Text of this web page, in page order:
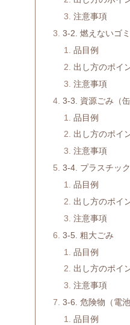
注意事項
3-2. 燃えないゴミ
品目例
出し方のポイ
注意事項
3-3. 資源ごみ（
品目例
出し方のポイ
注意事項
3-4. プラスチック
品目例
出し方のポイ
注意事項
3-5. 粗大ごみ
品目例
出し方のポイ
注意事項
3-6. 危険物（電
品目例